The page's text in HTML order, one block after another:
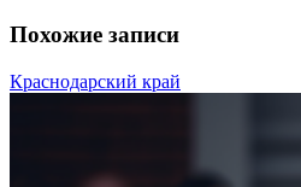
Похожие записи
Краснодарский край